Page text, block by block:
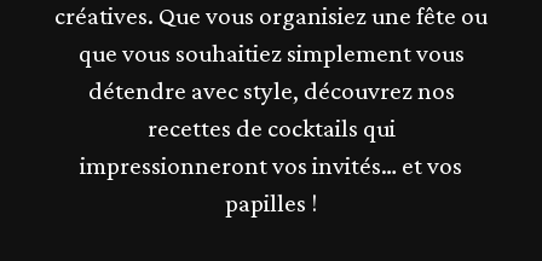
créatives. Que vous organisiez une fête ou
que vous souhaitiez simplement vous
détendre avec style, découvrez nos
recettes de cocktails qui
impressionneront vos invités… et vos
papilles !